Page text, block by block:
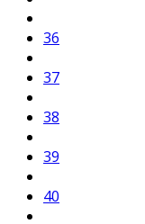
36
37
38
39
40